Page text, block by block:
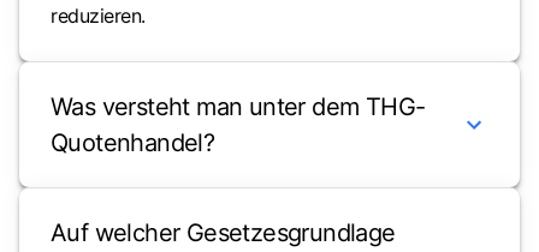
reduzieren.
Was versteht man unter dem THG-
Quotenhandel?
Auf welcher Gesetzesgrundlage